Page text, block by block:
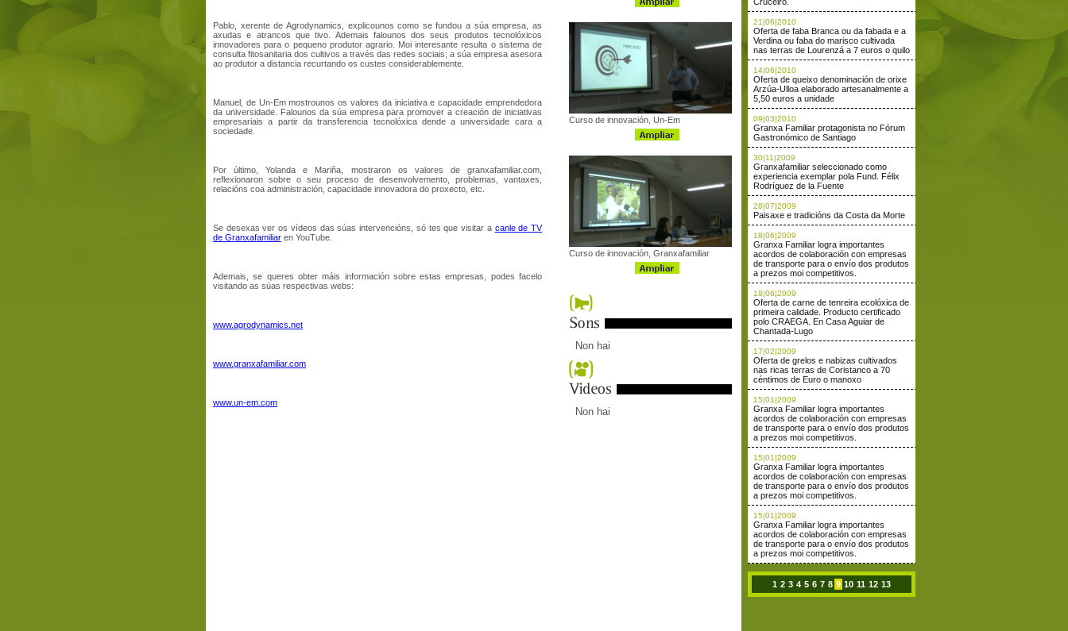
21|06|2010
Oferta de faba Branca ou da fabada e a
Verdina ou faba do marisco cultivada
nas terras de Lourenzá a 7 euros o quilo
14|06|2010
Oferta de queixo denominación de orixe
Arzúa-Ulloa elaborado artesanalmente a
5,50 euros a unidade
09|03|2010
Granxa Familiar protagonista no Fórum
Gastronómico de Santiago
30|11|2009
Granxafamiliar seleccionado como
experiencia exemplar pola Fund. Félix
Rodríguez de la Fuente
28|07|2009
Paisaxe e tradicións da Costa da Morte
18|06|2009
Granxa Familiar logra importantes
acordos de colaboración con empresas
de transporte para o envío dos produtos
a prezos moi competitivos.
18|06|2009
Oferta de carne de tenreira ecolóxica de
primeira calidade. Producto certificado
polo CRAEGA. En Casa Aguiar de
Chantada-Lugo
17|02|2009
Oferta de grelos e nabizas cultivados
nas ricas terras de Coristanco a 70
céntimos de Euro o manoxo
15|01|2009
Granxa Familiar logra importantes
acordos de colaboración con empresas
de transporte para o envío dos produtos
a prezos moi competitivos.
15|01|2009
Granxa Familiar logra importantes
acordos de colaboración con empresas
de transporte para o envío dos produtos
a prezos moi competitivos.
15|01|2009
Granxa Familiar logra importantes
acordos de colaboración con empresas
de transporte para o envío dos produtos
a prezos moi competitivos.
1 2 3 4 5 6 7 8 9 10 11 12 13
Curso de innovación, Un-Em
Curso de innovación, Granxafamiliar
Non hai
Non hai
Pablo, xerente de Agrodynamics, explicounos como se fundou a súa empresa, as
axudas e atrancos que tivo. Ademais falounos dos seus produtos tecnolóxicos
innovadores para o pequeno produtor agrario. Moi interesante resulta o sistema de
consulta fitosanitaria dos cultivos a través das redes sociais; a súa empresa asesora
ao produtor a distancia recurtando os custes considerablemente.
Manuel, de Un-Em mostrounos os valores da iniciativa e capacidade emprendedora
da universidade. Falounos da súa empresa para promover a creación de iniciativas
empresariais a partir da transferencia tecnolóxica dende a universidade cara a
sociedade.
Por último, Yolanda e Mariña, mostraron os valores de granxafamiliar.com,
reflexionaron sobre o seu proceso de desenvolvemento, problemas, vantaxes,
relacións coa administración, capacidade innovadora do proxecto, etc.
Se desexas ver os vídeos das súas intervencións, só tes que visitar a canle de TV
de Granxafamiliar en YouTube.
Ademais, se queres obter máis información sobre estas empresas, podes facelo
visitando as súas respectivas webs:
www.agrodynamics.net
www.granxafamiliar.com
www.un-em.com